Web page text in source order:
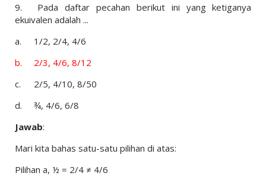
9.
Pada daftar pecahan berikut ini yang ketiganya
ekuivalen adalah ...
a.
1/2, 2/4, 4/6
b.
2/3, 4/6, 8/12
c.
2/5, 4/10, 8/50
d.
¾, 4/6, 6/8
Jawab:
Mari kita bahas satu-satu pilihan di atas:
Pilihan a, ½ = 2/4 ≠ 4/6